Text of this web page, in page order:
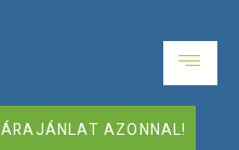
ÁRAJÁNLAT AZONNAL!